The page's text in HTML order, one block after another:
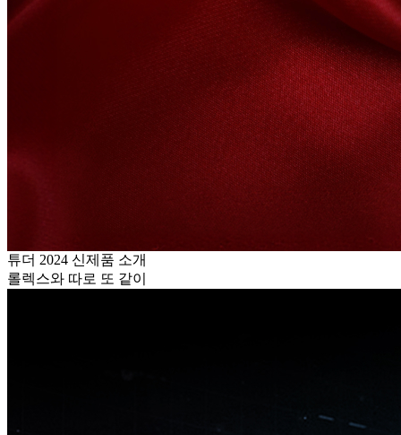
튜더 2024 신제품 소개
롤렉스와 따로 또 같이